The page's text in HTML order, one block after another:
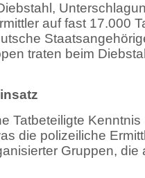
auf fast 17.000
traten beim
Tatbeteiligte
die polizeiliche
Gruppen, die